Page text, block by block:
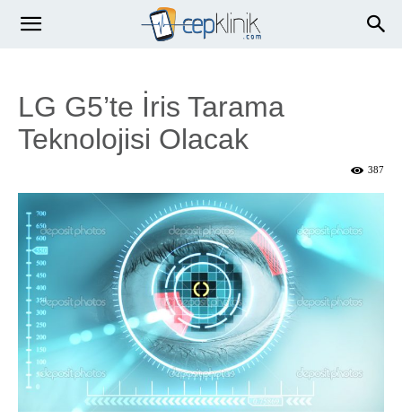
LG G5’te İris Tarama
Teknolojisi Olacak
387